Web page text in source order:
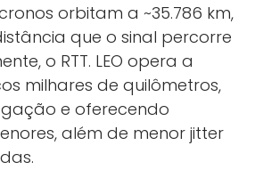
orbitam a ~35.786 km,
que o sinal percorre
o RTT. LEO opera a
milhares de quilômetros,
e oferecendo
além de menor jitter